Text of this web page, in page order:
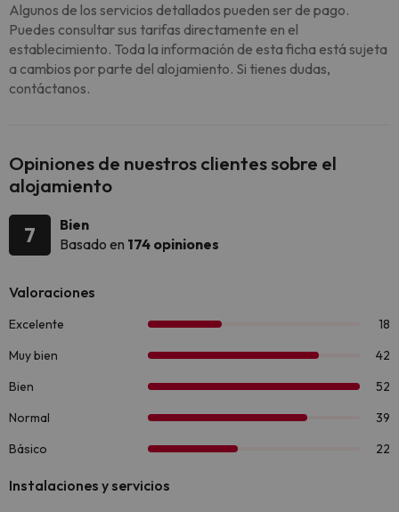
Algunos de los servicios detallados pueden ser de pago.
Puedes consultar sus tarifas directamente en el
establecimiento. Toda la información de esta ficha está sujeta
a cambios por parte del alojamiento. Si tienes dudas,
contáctanos.
Opiniones de nuestros clientes sobre el
alojamiento
7
Bien
Basado en 174 opiniones